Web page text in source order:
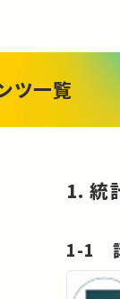
ツ一覧
1. 統
1-1